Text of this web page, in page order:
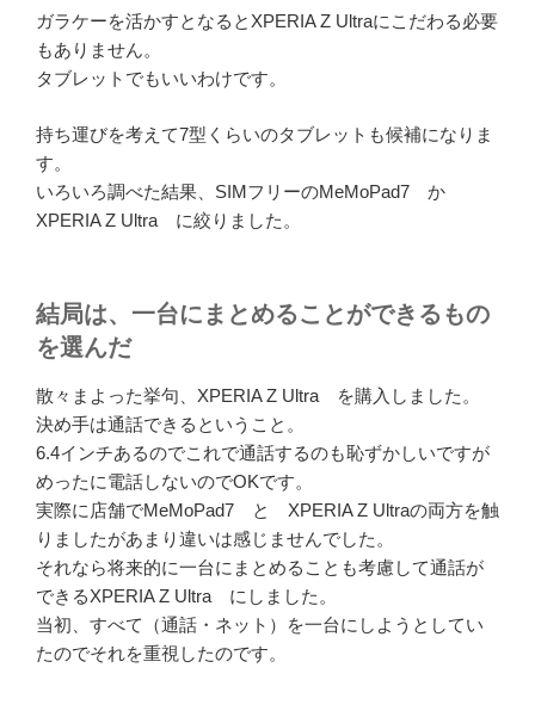
ガラケーを活かすとなるとXPERIA Z Ultraにこだわる必要
もありません。
タブレットでもいいわけです。
持ち運びを考えて7型くらいのタブレットも候補になりま
す。
いろいろ調べた結果、SIMフリーのMeMoPad7 か
XPERIA Z Ultra に絞りました。
結局は、一台にまとめることができるもの
を選んだ
散々まよった挙句、XPERIA Z Ultra を購入しました。
決め手は通話できるということ。
6.4インチあるのでこれで通話するのも恥ずかしいですが
めったに電話しないのでOKです。
実際に店舗でMeMoPad7 と XPERIA Z Ultraの両方を触
りましたがあまり違いは感じませんでした。
それなら将来的に一台にまとめることも考慮して通話が
できるXPERIA Z Ultra にしました。
当初、すべて（通話・ネット）を一台にしようとしてい
たのでそれを重視したのです。